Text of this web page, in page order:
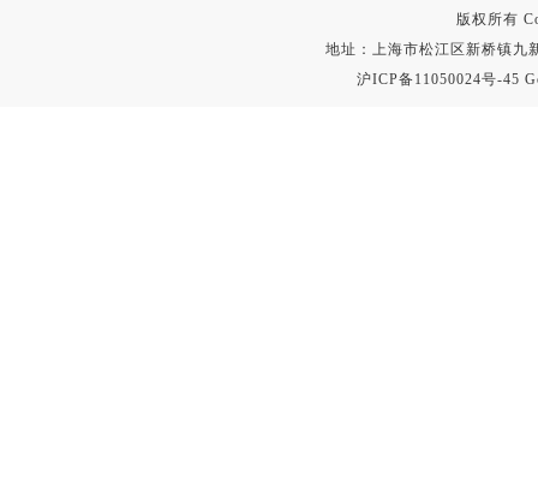
版权所有
地址：上海市松江区新桥镇九
沪ICP备11050024号-45